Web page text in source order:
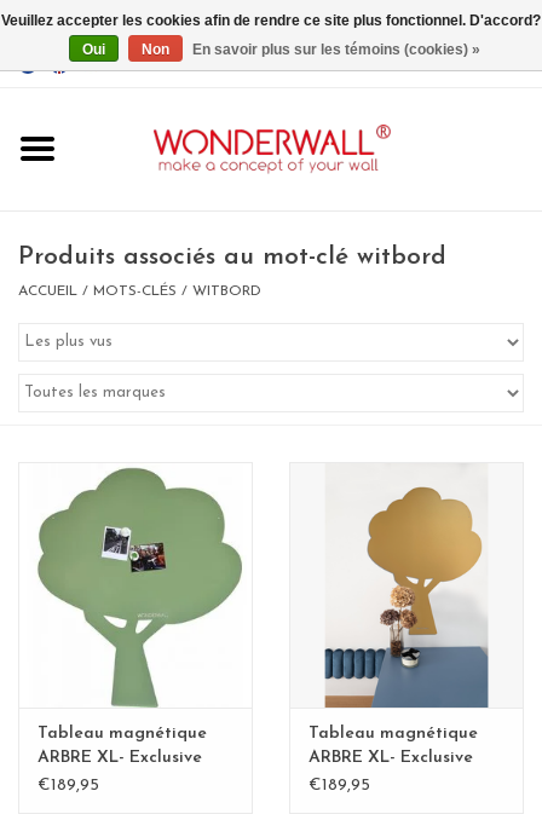
EUR/GBP
Un design personnalisé
BIG SALE , GRAB YOUR
LIMITED EXCLUSIVES
Etagères Shelves
Rectangulaire, carrées, rondes
tableau magnétique
Produits associés au mot-clé witbord
ACCUEIL / MOTS-CLÉS / WITBORD
Tableau magnétique
ARBRE XL- Exclusive
Kamakura vert
€189,95
Tableau magnétique
ARBRE XL- Exclusive
Kamakura BLvert -
€189,95
Veuillez accepter les cookies afin de rendre ce site plus fonctionnel. D'accord?
Oui
Non En savoir plus sur les témoins (cookies) »